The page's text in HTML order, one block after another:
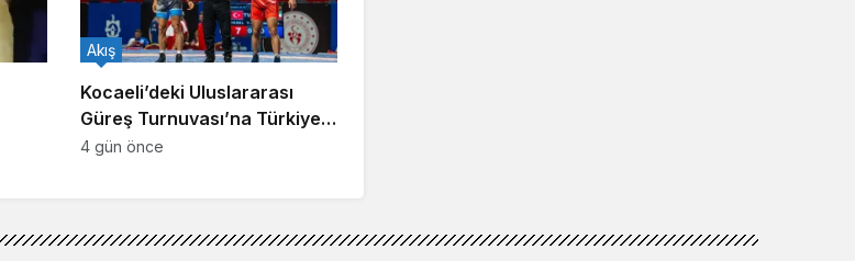
Kocaeli’deki Uluslararası
Güreş Turnuvası’na Türkiye
damgası
Akış
4 gün önce